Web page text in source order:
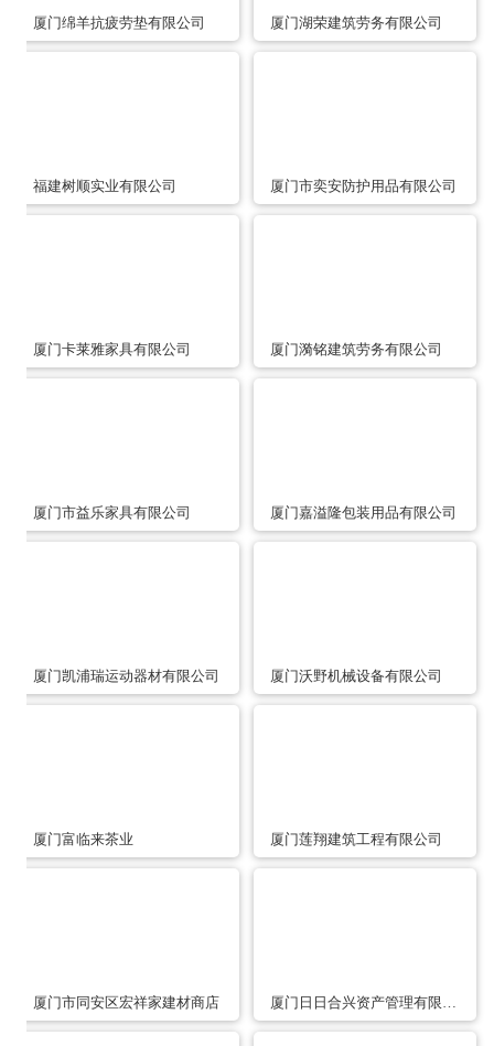
厦门绵羊抗疲劳垫有限公司 厦门湖荣建筑劳务有限公司
福建树顺实业有限公司 厦门市奕安防护用品有限公司
厦门卡莱雅家具有限公司 厦门漪铭建筑劳务有限公司
厦门市益乐家具有限公司 厦门嘉溢隆包装用品有限公司
厦门凯浦瑞运动器材有限公司 厦门沃野机械设备有限公司
厦门富临来茶业 厦门莲翔建筑工程有限公司
厦门市同安区宏祥家建材商店